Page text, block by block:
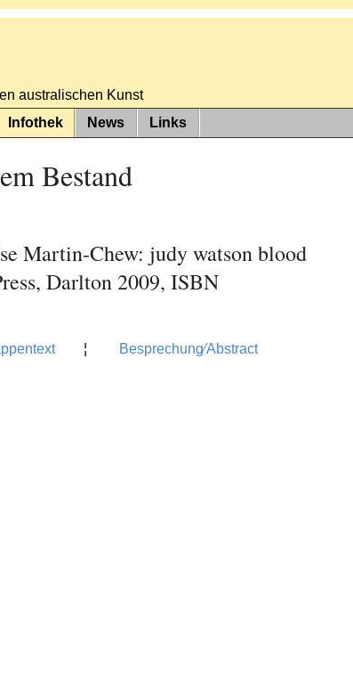
australischen Kunst
Infothek News Links
Bestand
Martin-Chew: judy watson blood
Darlton 2009, ISBN
¦ Besprechung⁄Abstract